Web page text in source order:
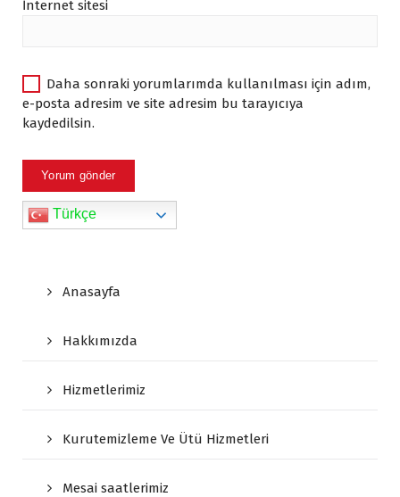
İnternet sitesi
Daha sonraki yorumlarımda kullanılması için adım,
e-posta adresim ve site adresim bu tarayıcıya
kaydedilsin.
Türkçe
Anasayfa
Hakkımızda
Hizmetlerimiz
Kurutemizleme Ve Ütü Hizmetleri
Mesai saatlerimiz